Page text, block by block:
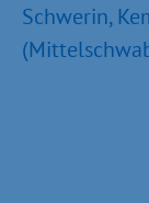
Schwerin,